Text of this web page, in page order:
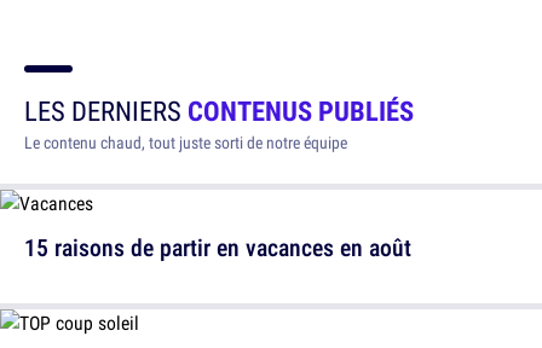
LES DERNIERS CONTENUS PUBLIÉS
Le contenu chaud, tout juste sorti de notre équipe
15 raisons de partir en vacances en août